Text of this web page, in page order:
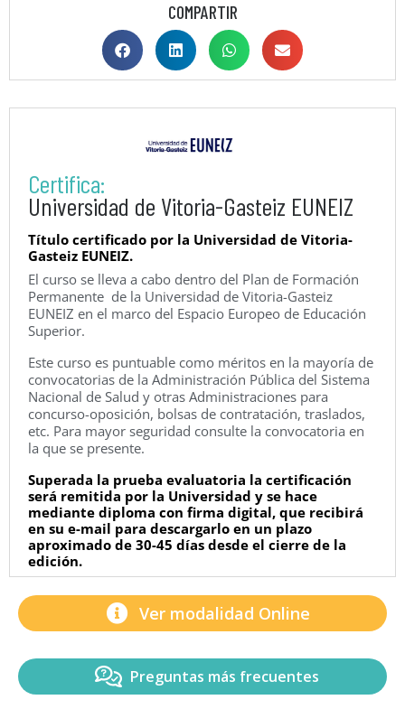
COMPARTIR
Certifica:
Universidad de Vitoria-Gasteiz EUNEIZ
Título certificado por la Universidad de Vitoria-
Gasteiz EUNEIZ.
El curso se lleva a cabo dentro del Plan de Formación
Permanente de la Universidad de Vitoria-Gasteiz
EUNEIZ en el marco del Espacio Europeo de Educación
Superior.
Este curso es puntuable como méritos en la mayoría de
convocatorias de la Administración Pública del Sistema
Nacional de Salud y otras Administraciones para
concurso-oposición, bolsas de contratación, traslados,
etc. Para mayor seguridad consulte la convocatoria en
la que se presente.
Superada la prueba evaluatoria la certificación
será remitida por la Universidad y se hace
mediante diploma con firma digital, que recibirá
en su e-mail para descargarlo en un plazo
aproximado de 30-45 días desde el cierre de la
edición.
Ver modalidad Online
Preguntas más frecuentes